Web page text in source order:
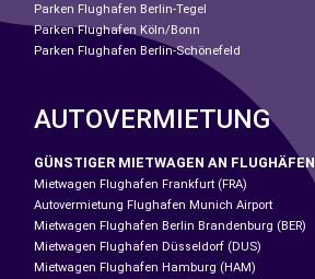
Parken Flughafen Berlin-Tegel
Parken Flughafen Köln/Bonn
Parken Flughafen Berlin-Schönefeld
AUTOVERMIETUNG
GÜNSTIGER MIETWAGEN AN FLUGHÄFEN
Mietwagen Flughafen Frankfurt (FRA)
Autovermietung Flughafen Munich Airport
Mietwagen Flughafen Berlin Brandenburg (BER)
Mietwagen Flughafen Düsseldorf (DUS)
Mietwagen Flughafen Hamburg (HAM)